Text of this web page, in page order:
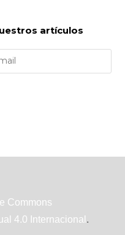
artículos
Commons
4.0 Internacional .